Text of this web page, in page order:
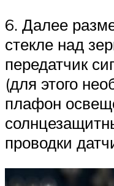
6. Далее
стекле над
передатчик
(для этого
плафон
проводки